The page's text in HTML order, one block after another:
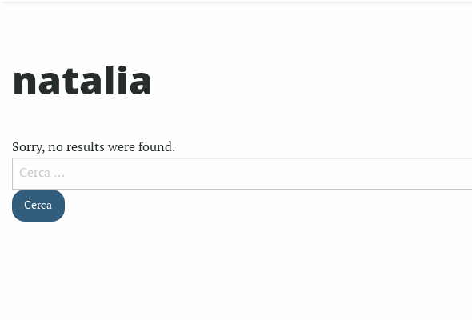
natalia
Sorry, no results were found.
Cerca: